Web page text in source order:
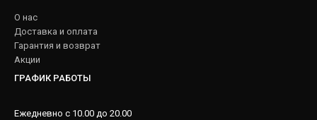
О нас
Доставка и оплата
Гарантия и возврат
Акции
ГРАФИК РАБОТЫ
Ежедневно с 10.00 до 20.00